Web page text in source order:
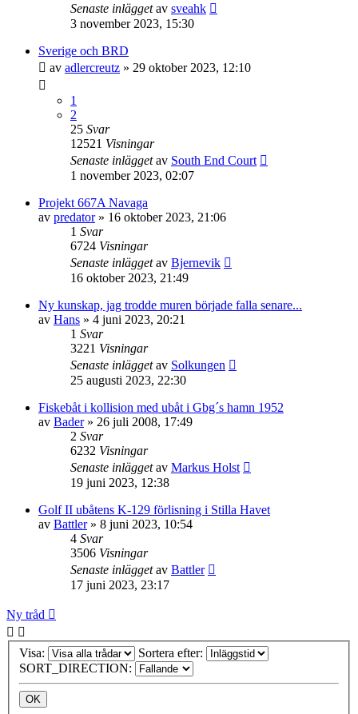
Senaste inläggetav sveahk
3 november 2023, 15:30
Sverige och BRD
av adlercreutz » 29 oktober 2023, 12:10
1
2
25 Svar
12521 Visningar
Senaste inläggetav South End Court
1 november 2023, 02:07
Projekt 667A Navaga
av predator» 16 oktober 2023, 21:06
1 Svar
6724 Visningar
Senaste inläggetav Bjernevik
16 oktober 2023, 21:49
Ny kunskap, jag trodde muren började falla senare...
av Hans » 4 juni 2023, 20:21
1 Svar
3221 Visningar
Senaste inläggetav Solkungen
25 augusti 2023, 22:30
Fiskebåt i kollision med ubåt i Gbg´s hamn 1952
av Bader» 26 juli 2008, 17:49
2 Svar
6232 Visningar
Senaste inläggetav Markus Holst
19 juni 2023, 12:38
Golf II ubåtens K-129 förlisning i Stilla Havet
av Battler» 8 juni 2023, 10:54
4 Svar
3506 Visningar
Senaste inläggetav Battler
17 juni 2023, 23:17
Ny tråd
Visa:
Sortera efter:
SORT_DIRECTION: